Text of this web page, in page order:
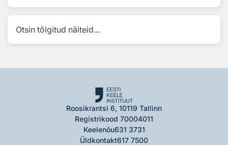
Otsin tõlgitud näiteid...
Roosikrantsi 6, 10119 Tallinn
Registrikood 70004011
Keelenõu631 3731
Üldkontakt617 7500